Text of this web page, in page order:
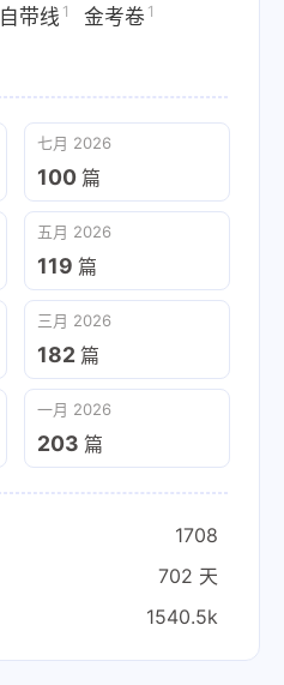
自带线 1 金考卷 1
七月 2026
100 篇
五月 2026
119 篇
三月 2026
182 篇
一月 2026
203 篇
1708
702 天
1540.5k